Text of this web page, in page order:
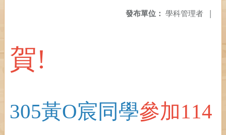
發布單位： 學科管理者 |
賀!
305黃O宸同學參加114